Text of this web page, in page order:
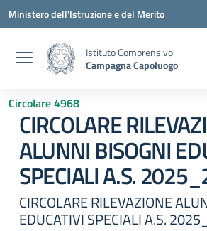
Vai ai contenuti
Vai al menu di navigazione
Vai al footer
Ministero dell'Istruzione e del Merito
Istituto Comprensivo
Campagna Capoluogo
Circolare 4968
CIRCOLARE
ALUNNI BISOGNI
SPECIALI A.S.
CIRCOLARE RILEVAZIONE
EDUCATIVI SPECIALI A.S.